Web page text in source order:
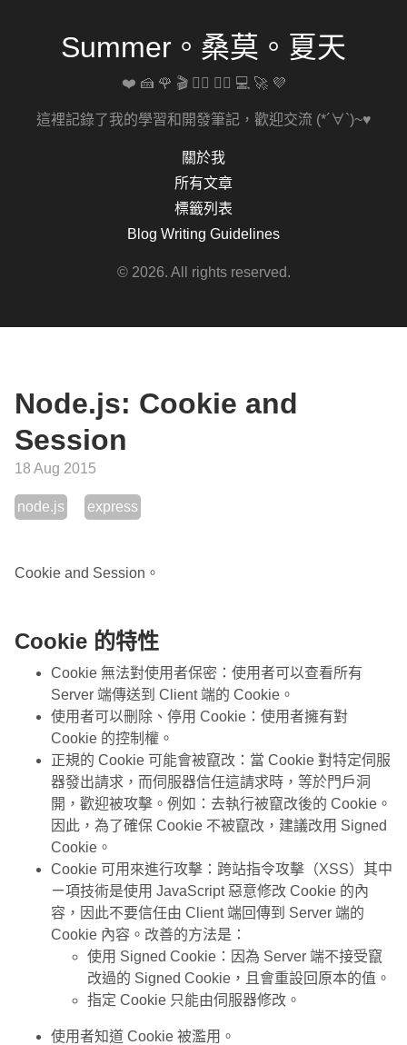
Summer。桑莫。夏天
❤️ 🍰 🌹 🎬 🚴‍♀️ 🏋️‍♀️ 💻 🚀 💜
這裡記錄了我的學習和開發筆記，歡迎交流 (*´∀`)~♥
關於我
所有文章
標籤列表
Blog Writing Guidelines
© 2026. All rights reserved.
Node.js: Cookie and
Session
18 Aug 2015
node.js express
Cookie and Session。
Cookie 的特性
Cookie 無法對使用者保密：使用者可以查看所有
Server 端傳送到 Client 端的 Cookie。
使用者可以刪除、停用 Cookie：使用者擁有對
Cookie 的控制權。
正規的 Cookie 可能會被竄改：當 Cookie 對特定伺服
器發出請求，而伺服器信任這請求時，等於門戶洞
開，歡迎被攻擊。例如：去執行被竄改後的 Cookie。
因此，為了確保 Cookie 不被竄改，建議改用 Signed
Cookie。
Cookie 可用來進行攻擊：跨站指令攻擊（XSS）其中
ㄧ項技術是使用 JavaScript 惡意修改 Cookie 的內
容，因此不要信任由 Client 端回傳到 Server 端的
Cookie 內容。改善的方法是：
使用 Signed Cookie：因為 Server 端不接受竄
改過的 Signed Cookie，且會重設回原本的值。
指定 Cookie 只能由伺服器修改。
使用者知道 Cookie 被濫用。